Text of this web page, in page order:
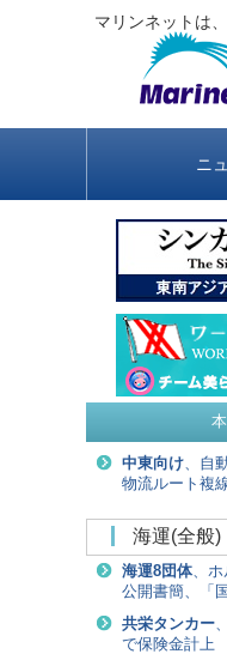
マリンネットは
ニ
中東向け、自
物流ルート複
海運(全般)
海運8団体、
公開書簡、「
共栄タンカー
で保険金計上